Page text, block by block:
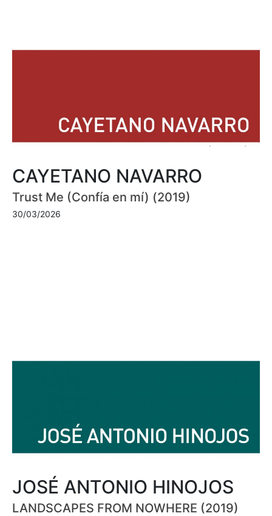
CAYETANO NAVARRO
Trust Me (Confía en mí) (2019)
30/03/2026
JOSÉ ANTONIO HINOJOS
LANDSCAPES FROM NOWHERE (2019)